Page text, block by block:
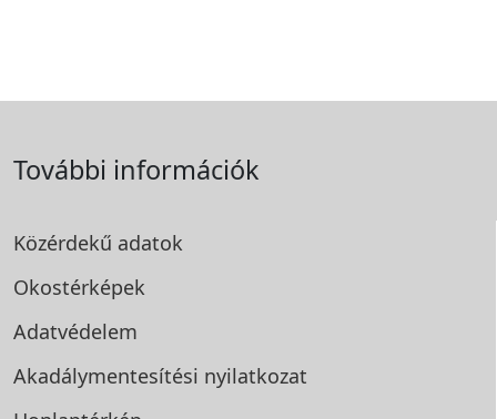
További információk
Közérdekű adatok
Okostérképek
Adatvédelem
Akadálymentesítési nyilatkozat